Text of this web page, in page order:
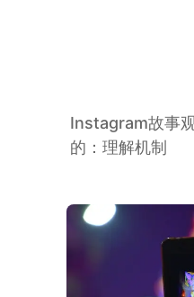
Instagram故事
的：理解机制